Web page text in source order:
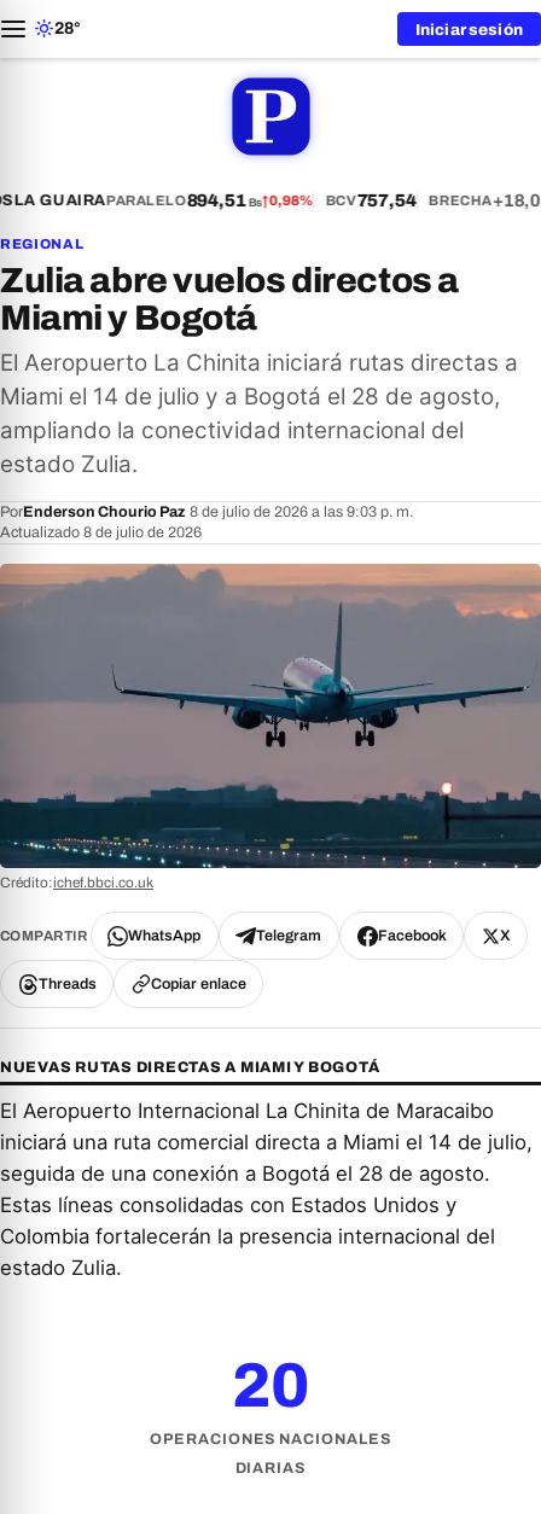
28° Iniciar sesión
LA GUAIRAPARALELO894,51Bs↑0,98% BCV757,54 BRECHA
REGIONAL
Zulia abre vuelos directos a
Miami y Bogotá
El Aeropuerto La Chinita iniciará rutas directas a
Miami el 14 de julio y a Bogotá el 28 de agosto,
ampliando la conectividad internacional del
estado Zulia.
PorEnderson Chourio Paz· 8 de julio de 2026 a las 9:03 p. m.
Actualizado 8 de julio de 2026
Crédito:ichef.bbci.co.uk
COMPARTIR WhatsApp Telegram Facebook X
Threads Copiar enlace
NUEVAS RUTAS DIRECTAS A MIAMI Y BOGOTÁ
El Aeropuerto Internacional La Chinita de Maracaibo
iniciará una ruta comercial directa a Miami el 14 de julio,
seguida de una conexión a Bogotá el 28 de agosto.
Estas líneas consolidadas con Estados Unidos y
Colombia fortalecerán la presencia internacional del
estado Zulia.
20
OPERACIONES NACIONALES
DIARIAS